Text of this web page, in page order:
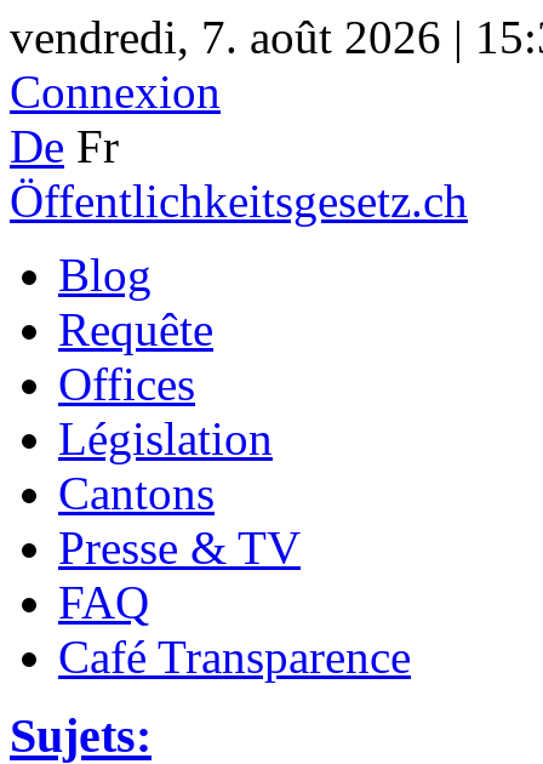
vendredi, 7. août 2026 |
Connexion
De Fr
Öffentlichkeitsgesetz.ch
Blog
Requête
Offices
Législation
Cantons
Presse & TV
FAQ
Café Transparence
Sujets: